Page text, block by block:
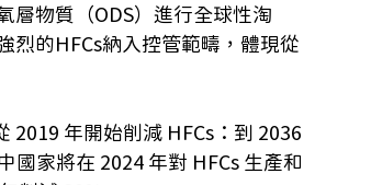
層物質（ODS）進行全球性淘
烈的HFCs納入控管範疇，體現從
2019 年開始削減 HFCs：到 2036
家將在 2024 年對 HFCs 生產和